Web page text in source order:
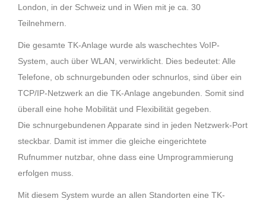
London, in der Schweiz und in Wien mit je ca. 30
Teilnehmern.
Die gesamte TK-Anlage wurde als waschechtes VoIP-
System, auch über WLAN, verwirklicht. Dies bedeutet: Alle
Telefone, ob schnurgebunden oder schnurlos, sind über ein
TCP/IP-Netzwerk an die TK-Anlage angebunden. Somit sind
überall eine hohe Mobilität und Flexibilität gegeben.
Die schnurgebundenen Apparate sind in jeden Netzwerk-Port
steckbar. Damit ist immer die gleiche eingerichtete
Rufnummer nutzbar, ohne dass eine Umprogrammierung
erfolgen muss.
Mit diesem System wurde an allen Standorten eine TK-